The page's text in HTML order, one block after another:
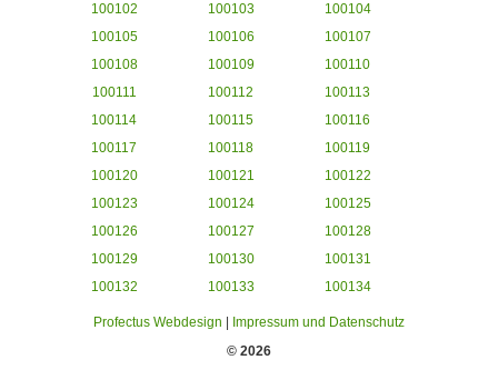
100102
100103
100104
100105
100106
100107
100108
100109
100110
100111
100112
100113
100114
100115
100116
100117
100118
100119
100120
100121
100122
100123
100124
100125
100126
100127
100128
100129
100130
100131
100132
100133 100134
Profectus Webdesign
Impressum und Datenschutz
© 2026